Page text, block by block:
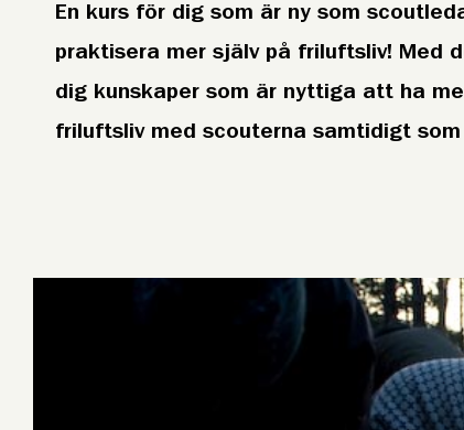
En kurs för dig som är ny som
praktisera mer själv på friluftsliv! Med
dig kunskaper som är nyttiga att ha
friluftsliv med scouterna samtidigt